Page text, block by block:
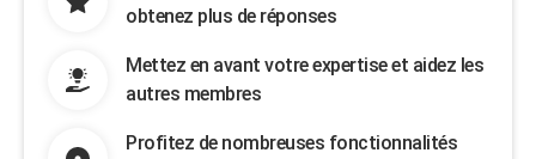
obtenez plus de réponses
Mettez en avant votre expertise et aidez les
autres membres
Profitez de nombreuses fonctionnalités